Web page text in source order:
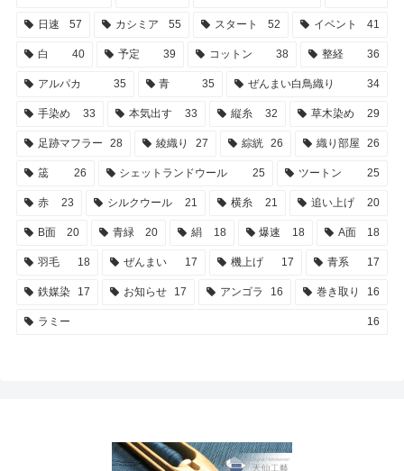
日速 57 カシミア 55 スタート 52 イベント 41
白 40 予定 39 コットン 38 整経 36
アルパカ 35 青 35 ぜんまい白鳥織り 34
手染め 33 本気出す 33 縦糸 32 草木染め 29
足跡マフラー 28 綾織り 27 綜絖 26 織り部屋 26
筬 26 シェットランドウール 25 ツートン 25
赤 23 シルクウール 21 横糸 21 追い上げ 20
B面 20 青緑 20 絹 18 爆速 18 A面 18
羽毛 18 ぜんまい 17 機上げ 17 青系 17
鉄媒染 17 お知らせ 17 アンゴラ 16 巻き取り 16
ラミー 16